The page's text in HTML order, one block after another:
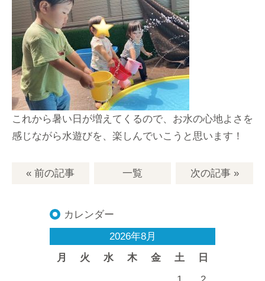
これから暑い日が増えてくるので、お水の心地よさを
感じながら水遊びを、楽しんでいこうと思います！
« 前の記事 一覧 次の記事»
カレンダー
2026年8月
月
火 水 木 金 土 日